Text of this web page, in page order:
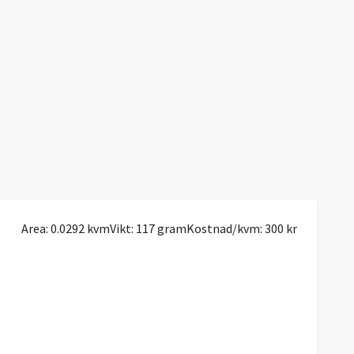
Area: 0.0292 kvmVikt: 117 gramKostnad/kvm: 300 kr